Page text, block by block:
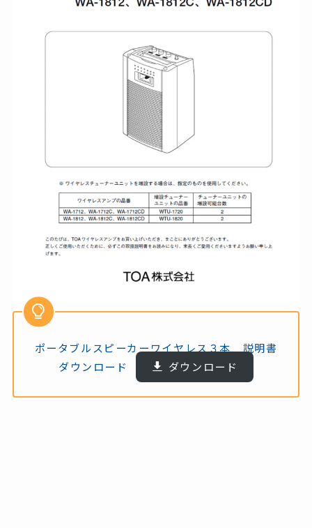
ポータブルスピーカーワイヤレス３本 説明書
ダウンロード
ダウンロード